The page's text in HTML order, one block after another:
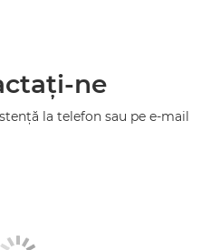
ne
la telefon sau pe e-mail